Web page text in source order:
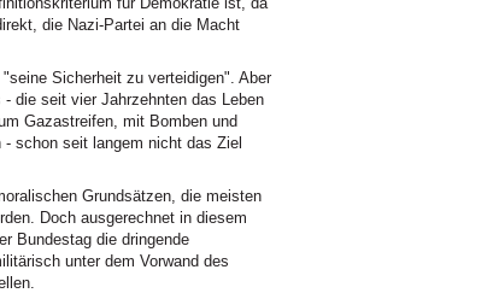
die Nazi-Partei an die Macht
Sicherheit zu verteidigen". Aber
die seit vier Jahrzehnten das Leben
Gazastreifen, mit Bomben und
schon seit langem nicht das Ziel
Grundsätzen, die meisten
Doch ausgerechnet in diesem
Bundestag die dringende
unter dem Vorwand des